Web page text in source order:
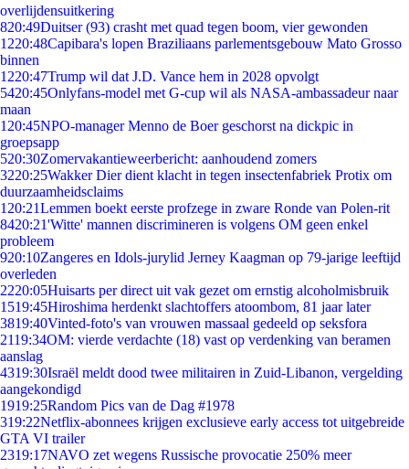
overlijdensuitkering
820:49Duitser (93) crasht met quad tegen boom, vier gewonden
1220:48Capibara's lopen Braziliaans parlementsgebouw Mato Grosso
binnen
1220:47Trump wil dat J.D. Vance hem in 2028 opvolgt
5420:45Onlyfans-model met G-cup wil als NASA-ambassadeur naar
maan
1 20:45NPO-manager Menno de Boer geschorst na dickpic in
groepsapp
520:30Zomervakantieweerbericht: aanhoudend zomers
3220:25Wakker Dier dient klacht in tegen insectenfabriek Protix om
duurzaamheidsclaims
1 20:21Lemmen boekt eerste profzege in zware Ronde van Polen-rit
8420:21'Witte' mannen discrimineren is volgens OM geen enkel
probleem
920:10Zangeres en Idols-jurylid Jerney Kaagman op 79-jarige leeftijd
overleden
2220:05Huisarts per direct uit vak gezet om ernstig alcoholmisbruik
1519:45Hiroshima herdenkt slachtoffers atoombom, 81 jaar later
3819:40Vinted-foto's van vrouwen massaal gedeeld op seksfora
2119:34OM: vierde verdachte (18) vast op verdenking van beramen
aanslag
4319:30Israël meldt dood twee militairen in Zuid-Libanon, vergelding
aangekondigd
1919:25Random Pics van de Dag #1978
319:22Netflix-abonnees krijgen exclusieve early access tot uitgebreide
GTA VI trailer
2319:17NAVO zet wegens Russische provocatie 250% meer